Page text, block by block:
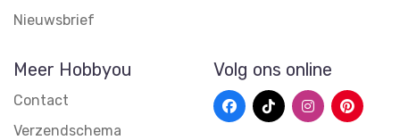
Nieuwsbrief
Meer Hobbyou
Contact
Verzendschema
Volg ons online